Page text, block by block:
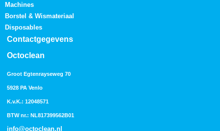
Machines
Borstel & Wismateriaal
Disposables
Contactgegevens
Octoclean
Groot Egtenrayseweg 70
5928 PA Venlo
K.v.K.: 12048571
BTW nr.: NL817399562B01
info@octoclean.nl